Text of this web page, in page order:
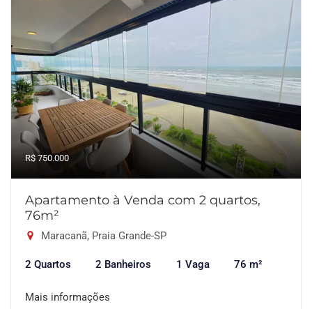
R$ 750.000
Apartamento à Venda com 2 quartos,
76m²
Maracanã, Praia Grande-SP
2 Quartos 2 Banheiros 1 Vaga 76 m²
Mais informações